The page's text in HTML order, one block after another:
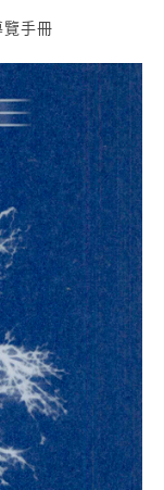
手冊